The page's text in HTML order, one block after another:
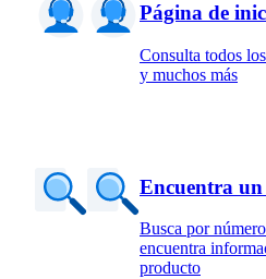
Página de
Consulta todos
y muchos más
Encuentra
Busca por
encuentra
producto